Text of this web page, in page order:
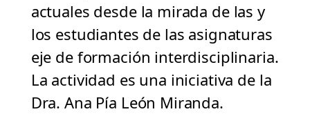
actuales desde la mirada de las y
los estudiantes de las asignaturas
eje de formación interdisciplinaria.
La actividad es una iniciativa de la
Dra. Ana Pía León Miranda.